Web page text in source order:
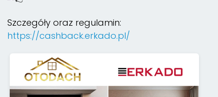
Szczegóły oraz regulamin:
https://cashback.erkado.pl/